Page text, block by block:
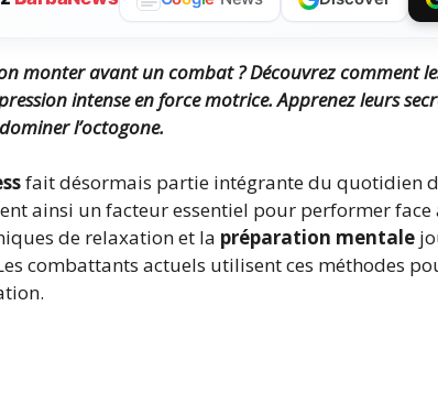
monter avant un combat ? Découvrez comment
intense en force motrice. Apprenez leurs
l’octogone.
fait désormais partie intégrante du quotidien
ainsi un facteur essentiel pour performer
de relaxation et la préparation mentale
combattants actuels utilisent ces méthodes